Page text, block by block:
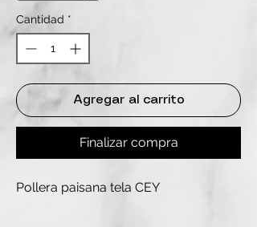
Cantidad *
Agregar al carrito
Finalizar compra
Pollera paisana tela CEY